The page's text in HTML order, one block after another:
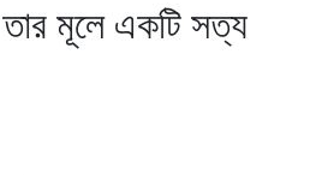
মূলে একটি সত্য